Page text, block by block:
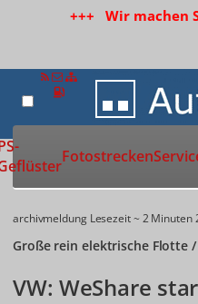
+++ Wir machen
Fotostrecken
archivmeldung Lesezeit ~ 2 Minuten
Große rein elektrische Flotte
VW: WeShare